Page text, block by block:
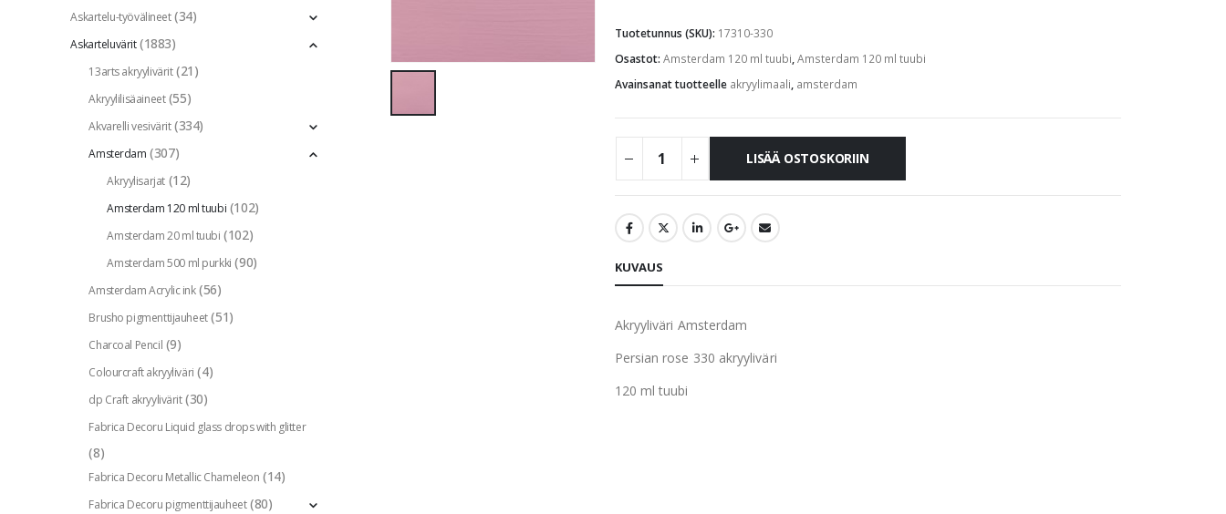
Tuotetunnus (SKU): 17310-330
Osastot: Amsterdam 120 ml tuubi,Amsterdam 120 ml tuubi
Avainsanat tuotteelle akryylimaali, amsterdam
LISÄÄ OSTOSKORIIN
KUVAUS
Akryyliväri Amsterdam
Persian rose 330 akryyliväri
120 ml tuubi
Askartelu-työvälineet (34)
Askarteluvärit (1883)
13arts akryylivärit (21)
Akryylilisäaineet (55)
Akvarelli vesivärit (334)
Amsterdam (307)
Akryylisarjat (12)
Amsterdam 120 ml tuubi (102)
Amsterdam 20 ml tuubi (102)
Amsterdam 500 ml purkki (90)
Amsterdam Acrylic ink (56)
Brusho pigmenttijauheet (51)
Charcoal Pencil (9)
Colourcraft akryyliväri (4)
dp Craft akryylivärit (30)
Fabrica Decoru Liquid glass drops with glitter
(8)
Fabrica Decoru Metallic Chameleon (14)
Fabrica Decoru pigmenttijauheet (80)